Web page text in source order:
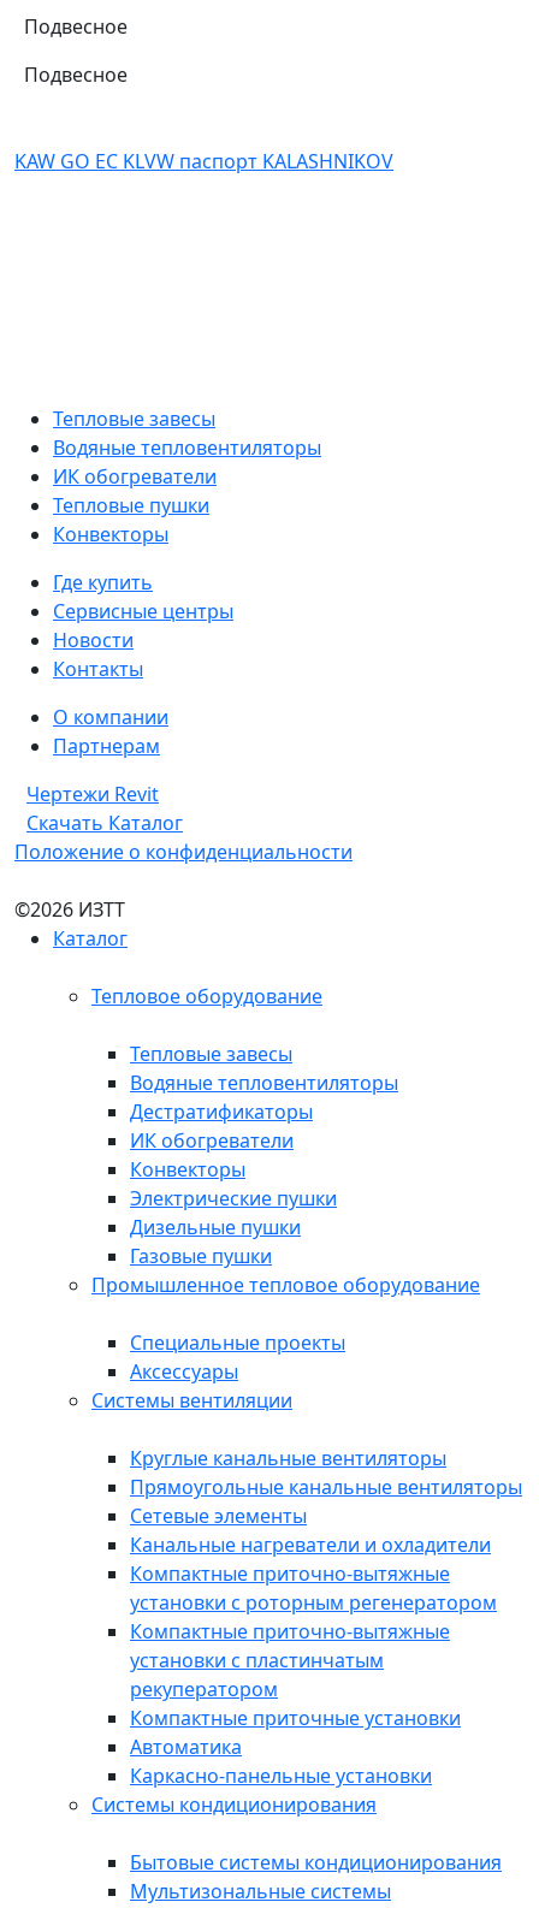
Подвесное
Подвесное
KAW GO EC KLVW паспорт KALASHNIKOV
Тепловые завесы
Водяные тепловентиляторы
ИК обогреватели
Тепловые пушки
Конвекторы
Где купить
Сервисные центры
Новости
Контакты
О компании
Партнерам
Чертежи Revit
Скачать Каталог
Положение о конфиденциальности
©2026 ИЗТТ
Каталог
Тепловое оборудование
Тепловые завесы
Водяные тепловентиляторы
Дестратификаторы
ИК обогреватели
Конвекторы
Электрические пушки
Дизельные пушки
Газовые пушки
Промышленное тепловое оборудование
Специальные проекты
Аксессуары
Системы вентиляции
Круглые канальные вентиляторы
Прямоугольные канальные вентиляторы
Сетевые элементы
Канальные нагреватели и охладители
Компактные приточно-вытяжные
установки с роторным регенератором
Компактные приточно-вытяжные
установки с пластинчатым
рекуператором
Компактные приточные установки
Автоматика
Каркасно-панельные установки
Системы кондиционирования
Бытовые системы кондиционирования
Мультизональные системы